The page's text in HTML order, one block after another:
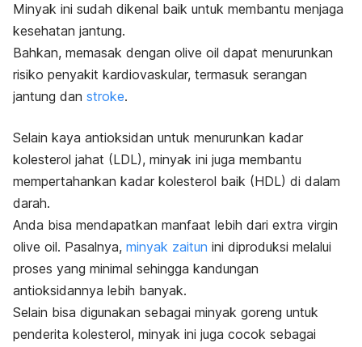
Minyak ini sudah dikenal baik untuk membantu menjaga
kesehatan jantung.
Bahkan, memasak dengan olive oil dapat menurunkan
risiko penyakit kardiovaskular, termasuk serangan
jantung dan stroke.
Selain kaya antioksidan untuk menurunkan kadar
kolesterol jahat (LDL), minyak ini juga membantu
mempertahankan kadar kolesterol baik (HDL) di dalam
darah.
Anda bisa mendapatkan manfaat lebih dari extra virgin
olive oil. Pasalnya, minyak zaitun ini diproduksi melalui
proses yang minimal sehingga kandungan
antioksidannya lebih banyak.
Selain bisa digunakan sebagai minyak goreng untuk
penderita kolesterol, minyak ini juga cocok sebagai